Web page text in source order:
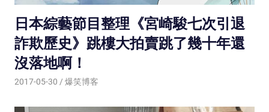
日本綜藝節目整理《宮崎駿七次引退
詐欺歷史》跳樓大拍賣跳了幾十年還
沒落地啊！
2017-05-30 爆笑博客